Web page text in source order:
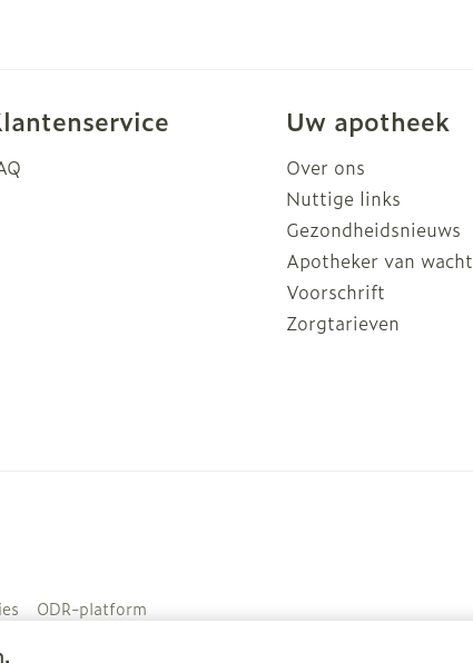
Uw apotheek
Over ons
Nuttige links
Gezondheidsnieuws
Apotheker van wacht
Voorschrift
Zorgtarieven
ODR-platform